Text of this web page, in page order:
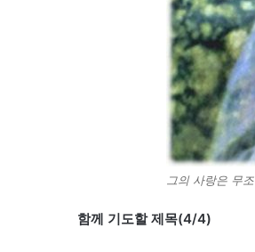
그의 사랑은 무
함께 기도할 제목(4/4)